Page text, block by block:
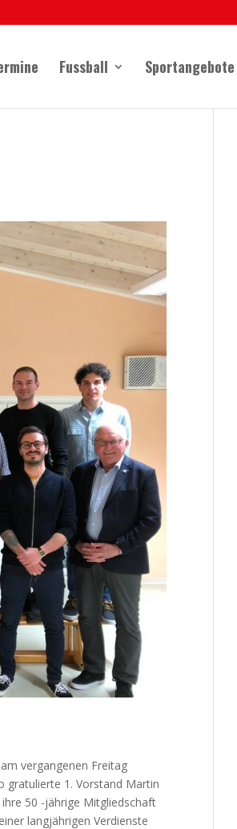
Fussball Sportangebote
vergangenen Freitag
gratulierte 1. Vorstand Martin
50 -jährige Mitgliedschaft
langjährigen Verdienste